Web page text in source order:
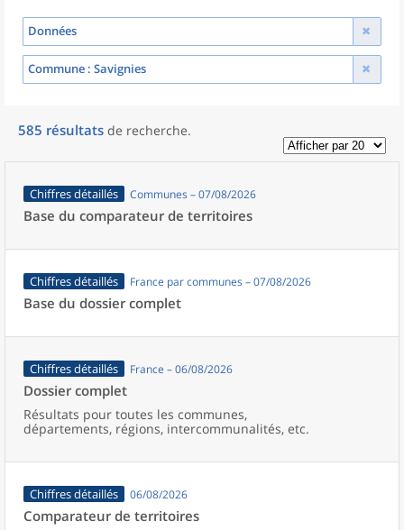
Données
Commune : Savignies
585 résultats de recherche.
Chiffres détaillés Communes – 07/08/2026
Base du comparateur de territoires
Chiffres détaillés France par communes – 07/08/2026
Base du dossier complet
Chiffres détaillés France – 06/08/2026
Dossier complet
Résultats pour toutes les communes,
départements, régions, intercommunalités, etc.
Chiffres détaillés 06/08/2026
Comparateur de territoires